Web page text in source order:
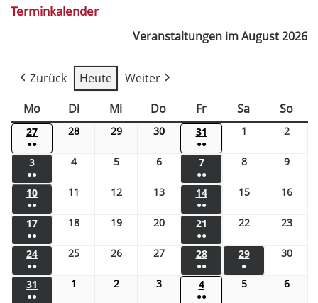
Terminkalender
Veranstaltungen im August 2026
Zurück Heute
Weiter
Mo
Di Mi Do Fr Sa So
27
●●
28 29 30 31
●●
1 2
3
●●
4 5 6 7
●●
8 9
10
●●
11 12 13 14
●●
15 16
17
●●
18 19 20 21
●●
22 23
24
●●
25 26 27 28
●●
29
●
30
31
●●
1 2 3 4
●●
5 6